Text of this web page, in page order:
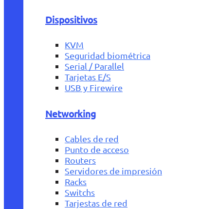
Dispositivos
KVM
Seguridad biométrica
Serial / Parallel
Tarjetas E/S
USB y Firewire
Networking
Cables de red
Punto de acceso
Routers
Servidores de impresión
Racks
Switchs
Tarjestas de red